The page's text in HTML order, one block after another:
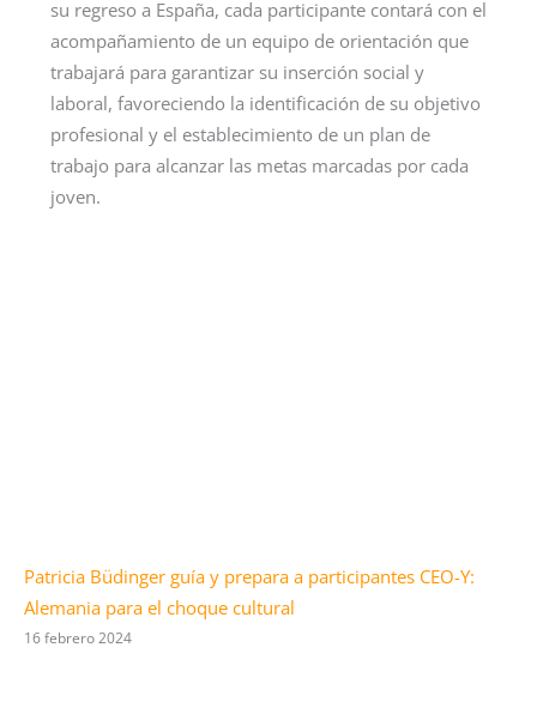
su regreso a España, cada participante contará con el
acompañamiento de un equipo de orientación que
trabajará para garantizar su inserción social y
laboral, favoreciendo la identificación de su objetivo
profesional y el establecimiento de un plan de
trabajo para alcanzar las metas marcadas por cada
joven.
Patricia Büdinger guía y prepara a participantes CEO-Y:
Alemania para el choque cultural
16 febrero 2024